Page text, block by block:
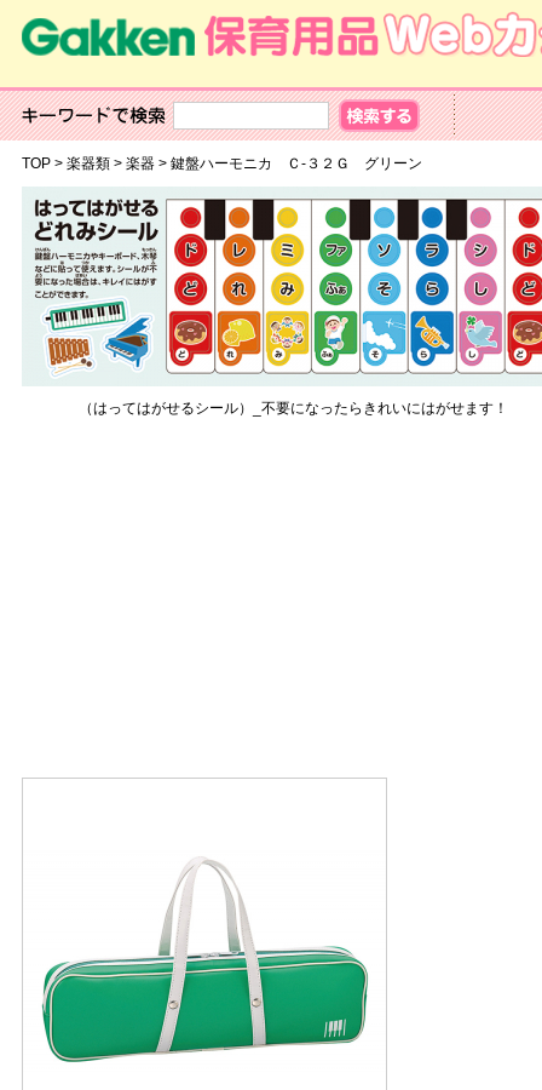
TOP> 楽器類> 楽器> 鍵盤ハーモニカ Ｃ‐３２Ｇ グリーン
（はってはがせるシール）_不要になったらきれいにはがせます！